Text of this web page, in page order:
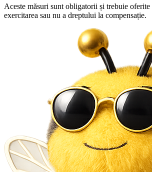
Aceste măsuri sunt obligatorii și trebuie
exercitarea sau nu a dreptului la compensație.